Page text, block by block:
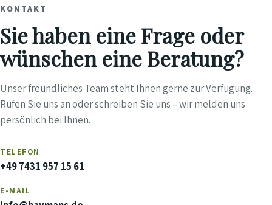
KONTAKT
Sie haben eine Frage oder
wünschen eine Beratung?
Unser freundliches Team steht Ihnen gerne zur Verfügung.
Rufen Sie uns an oder schreiben Sie uns – wir melden uns
persönlich bei Ihnen.
TELEFON
+49 7431 957 15 61
E-MAIL